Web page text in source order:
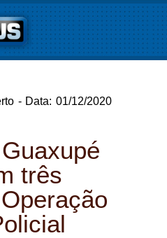
- Data: 01/12/2020
três